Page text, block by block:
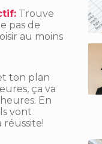
Trouve
pas de
au moins
ton plan
ça va
En
vont